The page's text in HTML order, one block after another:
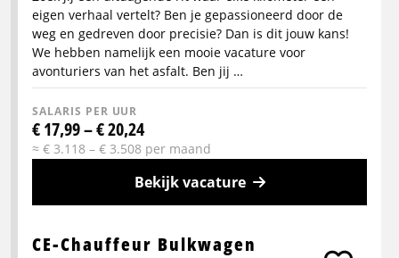
eigen verhaal vertelt? Ben je gepassioneerd door de
weg en gedreven door precisie? Dan is dit jouw kans!
We hebben namelijk een mooie vacature voor
avonturiers van het asfalt. Ben jij …
SALARIS PER UUR
€ 17,99 – € 20,24
≈ € 3.118 – € 3.508 per maand
Bekijk vacature
info
CE-Chauffeur Bulkwagen